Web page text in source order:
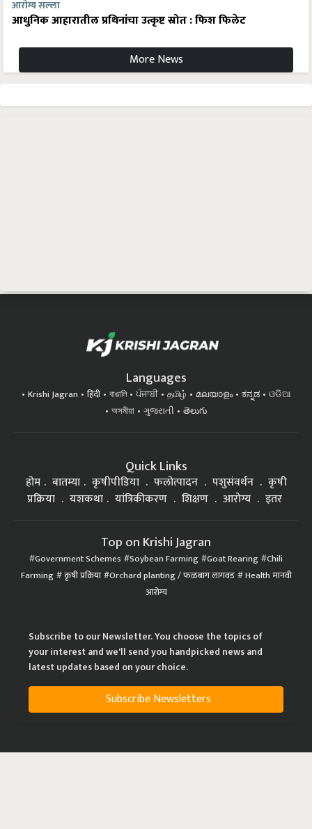
आरोग्य सल्ला
आधुनिक आहारातील प्रथिनांचा उत्कृष्ट स्रोत : फिश फिलेट
More News
Languages
Krishi Jagran हिंदी বাঙালি ਪੰਜਾਬੀ தமிழ் മലയാളം ಕನ್ನಡ
ଓଡିଆ
অসমীয়া
ગુજરાતી తెలుగు
Quick Links
होम बातम्या कृषीपीडिया फलोत्पादन पशुसंवर्धन
कृषी
प्रक्रिया
यशकथा यांत्रिकीकरण शिक्षण आरोग्य इतर
Top on Krishi Jagran
Government Schemes Soybean Farming Goat Rearing Chili
Farming कृषी प्रक्रिया Orchard planting / फळबाग लागवड Health मानवी
आरोग्य
Subscribe to our Newsletter. You choose the topics of
your interest and we'll send you handpicked news and
latest updates based on your choice.
Subscribe Newsletters